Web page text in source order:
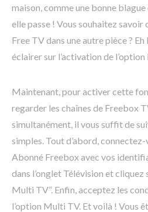
maison, comme une bonne
elle passe ! Vous souhaitez
Free TV dans une autre pièce ?
éclairer sur l’activation de
Maintenant, pour activer cette
regarder les chaînes de Freebox
simultanément, il vous suffit de
simples. Tout d’abord,
Abonné Freebox avec vos
dans l’onglet Télévision et cliquez
Multi TV”. Enfin, acceptez les
l’option Multi TV. Et voilà ! Vous